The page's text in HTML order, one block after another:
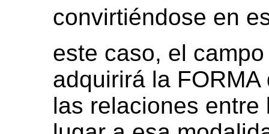
convirtiéndose en
este caso, el
adquirirá la
las relaciones